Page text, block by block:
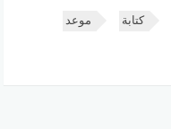
كتابة موعد